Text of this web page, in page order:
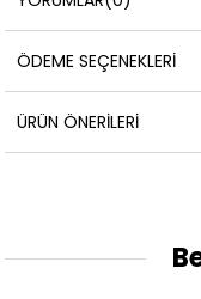
ÖDEME SEÇENEKLERI
ÜRÜN ÖNERILERI